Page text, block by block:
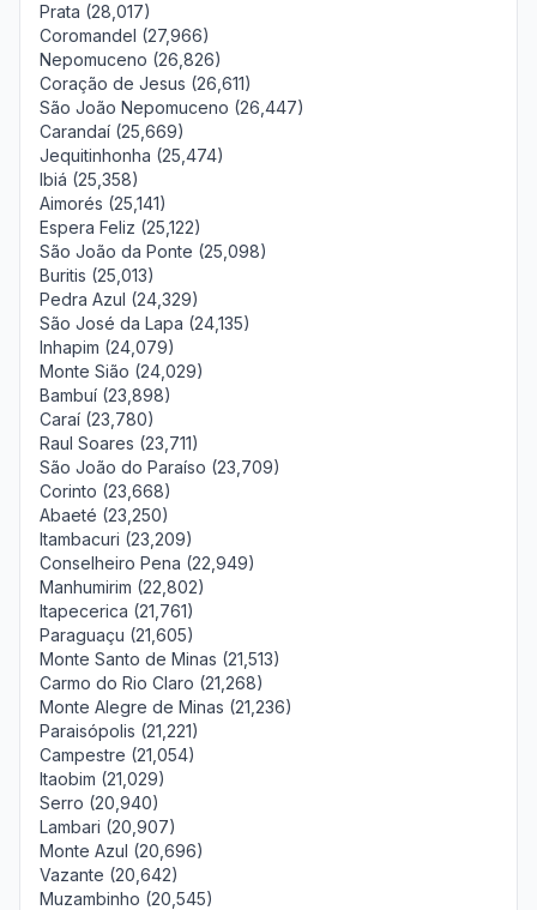
Prata (28,017)
Coromandel (27,966)
Nepomuceno (26,826)
Coração de Jesus (26,611)
São João Nepomuceno (26,447)
Carandaí (25,669)
Jequitinhonha (25,474)
Ibiá (25,358)
Aimorés (25,141)
Espera Feliz (25,122)
São João da Ponte (25,098)
Buritis (25,013)
Pedra Azul (24,329)
São José da Lapa (24,135)
Inhapim (24,079)
Monte Sião (24,029)
Bambuí (23,898)
Caraí (23,780)
Raul Soares (23,711)
São João do Paraíso (23,709)
Corinto (23,668)
Abaeté (23,250)
Itambacuri (23,209)
Conselheiro Pena (22,949)
Manhumirim (22,802)
Itapecerica (21,761)
Paraguaçu (21,605)
Monte Santo de Minas (21,513)
Carmo do Rio Claro (21,268)
Monte Alegre de Minas (21,236)
Paraisópolis (21,221)
Campestre (21,054)
Itaobim (21,029)
Serro (20,940)
Lambari (20,907)
Monte Azul (20,696)
Vazante (20,642)
Muzambinho (20,545)